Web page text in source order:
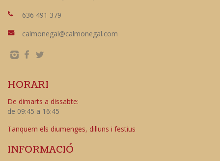
636 491 379
calmonegal@calmonegal.com
HORARI
De dimarts a dissabte:
de 09:45 a 16:45
Tanquem els diumenges, dilluns i festius
INFORMACIÓ